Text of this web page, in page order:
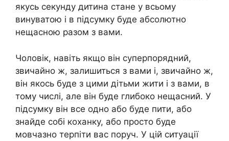
якусь секунду дитина стане у всьому
винуватою і в підсумку буде абсолютно
нещасною разом з вами.
Чоловік, навіть якщо він суперпорядний,
звичайно ж, залишиться з вами і, звичайно ж,
він якось буде з цими дітьми жити і з вами, в
тому числі, але він буде глибоко нещасний. У
підсумку він все одно або буде пити, або
знайде собі коханку, або просто буде
мовчазно терпіти вас поруч. У цій ситуації